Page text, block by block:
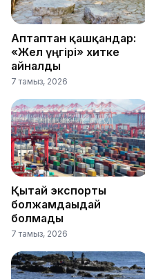
Аптаптан қашқандар:
«Жел үңгірі» хитке
айналды
7 тамыз, 2026
Қытай экспорты
болжамдағыдай
болмады
7 тамыз, 2026